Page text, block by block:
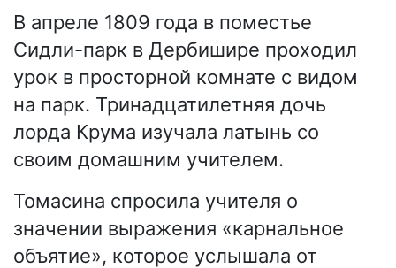
В апреле 1809 года в поместье
Сидли-парк в Дербишире проходил
урок в просторной комнате с видом
на парк. Тринадцатилетняя дочь
лорда Крума изучала латынь со
своим домашним учителем.
Томасина спросила учителя о
значении выражения «карнальное
объятие», которое услышала от